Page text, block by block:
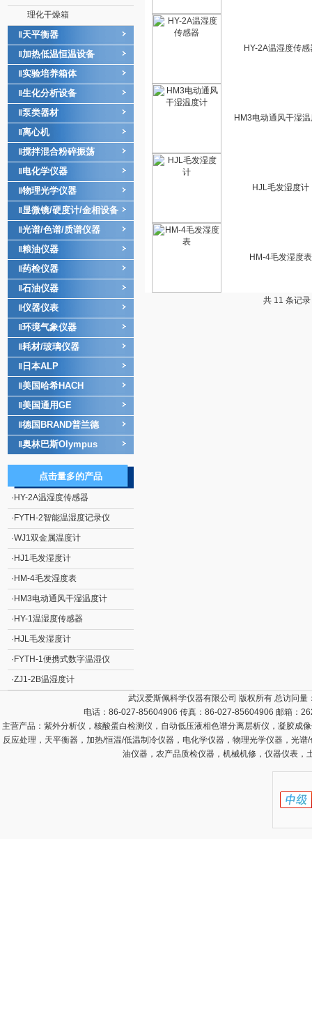
理化干燥箱
天平衡器
加热低温恒温设备
实验培养箱体
生化分析设备
泵类器材
离心机
搅拌混合粉碎振荡
电化学仪器
物理光学仪器
显微镜/硬度计/金相设备
光谱/色谱/质谱仪器
粮油仪器
药检仪器
石油仪器
仪器仪表
环境气象仪器
耗材/玻璃仪器
日本ALP
美国哈希HACH
美国通用GE
德国BRAND普兰德
奥林巴斯Olympus
点击量多的产品
· HY-2A温湿度传感器
· FYTH-2智能温湿度记录仪
·WJ1双金属温度计
· HJ1毛发湿度计
· HM-4毛发湿度表
· HM3电动通风干湿温度计
· HY-1温湿度传感器
· HJL毛发湿度计
· FYTH-1便携式数字温湿仪
·ZJ1-2B温湿度计
HY-2A温湿度传感
HM3电动通风干湿
HJL毛发湿度计
HM-4毛发湿度表
共 11 条记
武汉爱斯佩科学仪器有限公司 版权所有 总访问量
电话：86-027-85604906 传真：86-027-85604906 邮箱：
主营产品： 紫外分析仪，核酸蛋白检测仪，自动低压液相色谱分离层析仪，凝胶成
反应处理，天平衡器，加热/恒温/低温制冷仪器，电化学仪器，物理光学仪器，光
油仪器，农产品质检仪器，机械机修，仪器仪表，